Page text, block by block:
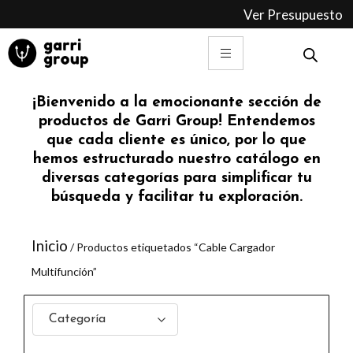
contenido
Ver Presupuesto
¡Bienvenido a la emocionante sección de
productos de Garri Group! Entendemos
que cada cliente es único, por lo que
hemos estructurado nuestro catálogo en
diversas categorías para simplificar tu
búsqueda y facilitar tu exploración.
Inicio / Productos etiquetados “Cable Cargador
Multifunción”
Categoría